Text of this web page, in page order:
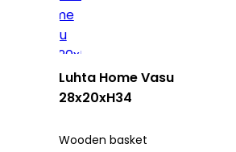
Luhta Home Vasu
28x20xH34
Wooden basket